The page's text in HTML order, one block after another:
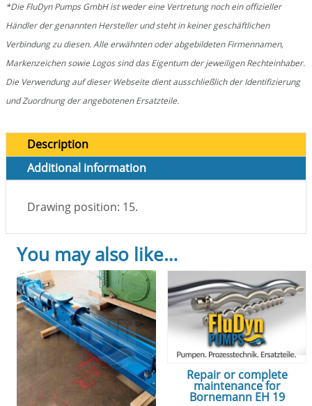
*Die FluDyn Pumps GmbH ist weder eine Vertretung noch ein offizieller
Händler der genannten Hersteller und steht in keiner geschäftlichen
Verbindung zu diesen. Alle erwähnten oder abgebildeten Firmennamen,
Markenzeichen sowie Logos sind das Eigentum der jeweiligen Rechteinhaber.
Die Verwendung auf dieser Webseite dient ausschließlich der Identifizierung
und Zuordnung der angebotenen Ersatzteile.
Description
Additional information
Drawing position: 15.
You may also like…
Repair or complete
maintenance for
Bornemann EH 19